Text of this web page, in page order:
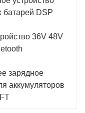
батарей DSP
36V 48V
зарядное
аккумуляторов